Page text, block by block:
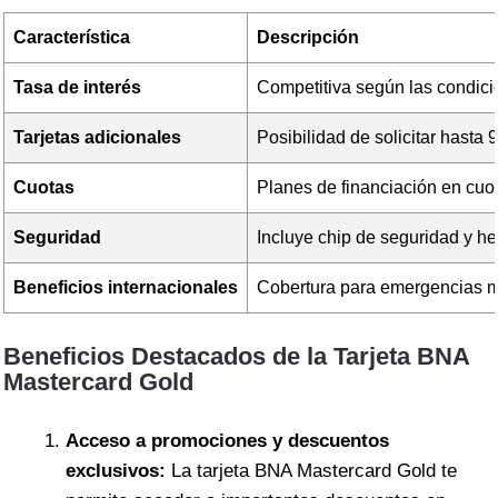
Característica Descripción
Tasa de interés Competitiva según las
Tarjetas adicionales Posibilidad de solicitar hasta
Cuotas Planes de financiación en
Seguridad Incluye chip de seguridad y
Beneficios internacionales Cobertura para emergencias
Beneficios Destacados de la Tarjeta BNA
Mastercard Gold
Acceso a promociones y descuentos
exclusivos: La tarjeta BNA Mastercard Gold te